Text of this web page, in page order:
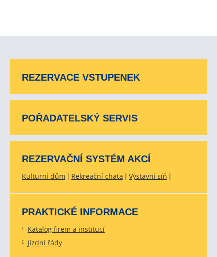
REZERVACE VSTUPENEK
POŘADATELSKÝ SERVIS
REZERVAČNÍ SYSTÉM AKCÍ
Kulturní dům Rekreační chata Výstavní síň
PRAKTICKÉ INFORMACE
Katalog firem a institucí
Jízdní řády